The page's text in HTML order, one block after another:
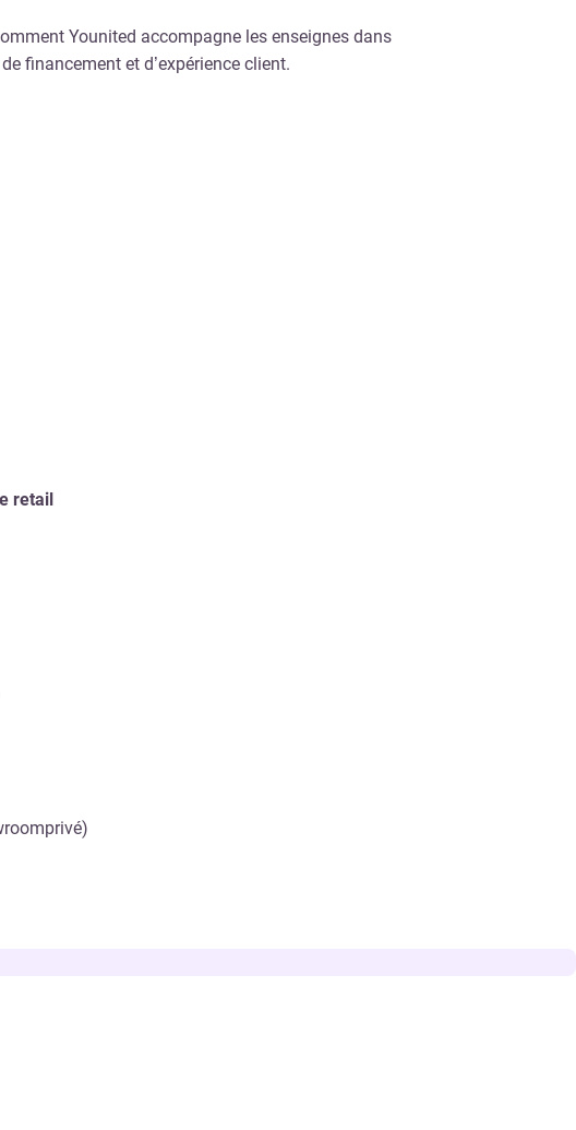
Younited accompagne les enseignes dans
financement et d’expérience client.
retail